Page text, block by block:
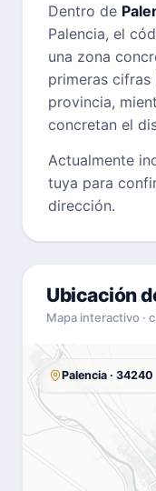
Dentro de
Palencia, el
una zona
primeras cifras
provincia,
concretan el
Actualmente
tuya para
dirección.
Ubicación
Mapa interactivo ·
Palencia · 34240